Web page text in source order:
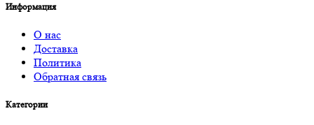
Информация
О нас
Доставка
Политика
Обратная связь
Категории